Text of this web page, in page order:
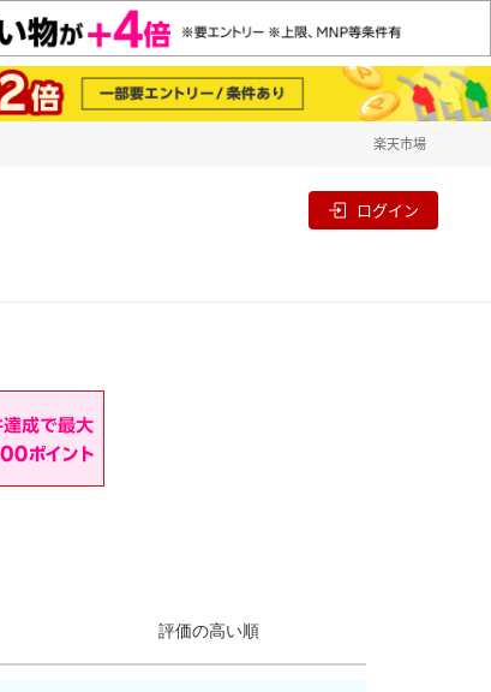
楽天市場
ログイン
評価の高い順